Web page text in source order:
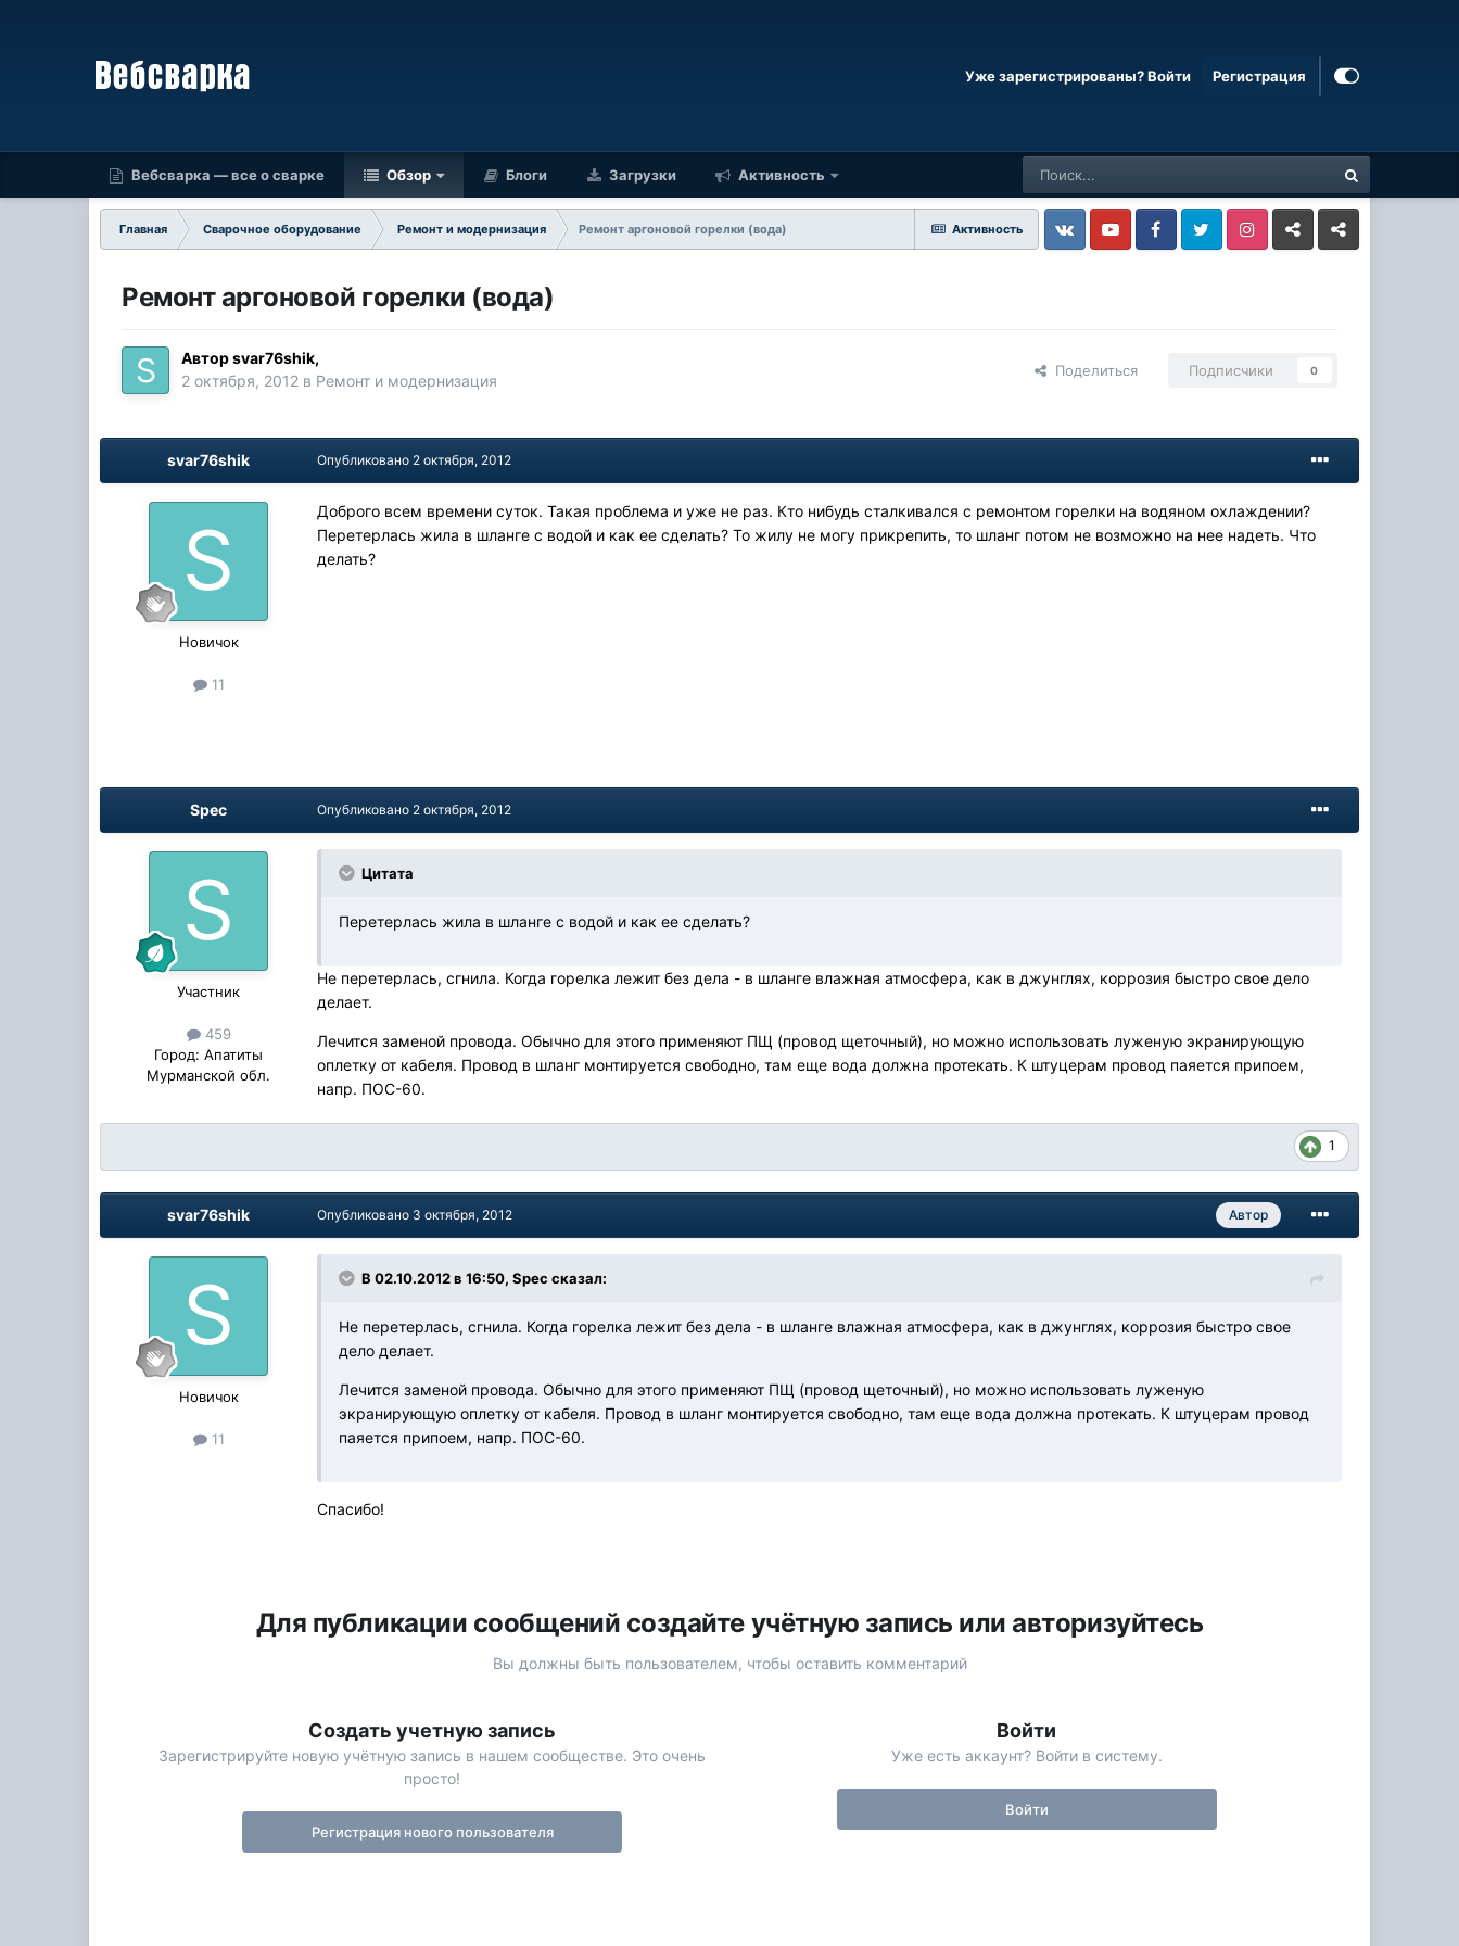
Уже зарегистрированы? Войти Регистрация
Вебсварка — все о сварке Обзор Блоги Загрузки Активность
Активность
Главная Сварочное оборудование Ремонт и модернизация
Ремонт аргоновой горелки (вода)
VkontakteYouTube FacebookTwitter InstagramLivejournalOdnoklassniki
Ремонт аргоновой горелки (вода)
Авторsvar76shik,
2 октября, 2012 в Ремонт и модернизация
Поделиться Подписчики 0
svar76shik
Новичок
11
Опубликовано 2 октября, 2012
Доброго всем времени суток. Такая проблема и уже не раз. Кто нибудь сталкивался с ремонтом горелки на водяном охлаждении?
Перетерлась жила в шланге с водой и как ее сделать? То жилу не могу прикрепить, то шланг потом не возможно на нее надеть. Что
делать?
Spec
Участник
459
Город: Апатиты
Мурманской обл.
Опубликовано 2 октября, 2012
Цитата
Перетерлась жила в шланге с водой и как ее сделать?
Не перетерлась, сгнила. Когда горелка лежит без дела - в шланге влажная атмосфера, как в джунглях, коррозия быстро свое дело
делает.
Лечится заменой провода. Обычно для этого применяют ПЩ (провод щеточный), но можно использовать луженую экранирующую
оплетку от кабеля. Провод в шланг монтируется свободно, там еще вода должна протекать. К штуцерам провод паяется припоем,
напр. ПОС-60.
1
svar76shik
Новичок
11
Автор
Опубликовано 3 октября, 2012
В 02.10.2012 в 16:50, Spec сказал:
Не перетерлась, сгнила. Когда горелка лежит без дела - в шланге влажная атмосфера, как в джунглях, коррозия быстро свое
дело делает.
Лечится заменой провода. Обычно для этого применяют ПЩ (провод щеточный), но можно использовать луженую
экранирующую оплетку от кабеля. Провод в шланг монтируется свободно, там еще вода должна протекать. К штуцерам провод
паяется припоем, напр. ПОС-60.
Спасибо!
Для публикации сообщений создайте учётную запись или авторизуйтесь
Вы должны быть пользователем, чтобы оставить комментарий
Создать учетную запись
Зарегистрируйте новую учётную запись в нашем сообществе. Это очень
просто!
Регистрация нового пользователя
Войти
Уже есть аккаунт? Войти в систему.
Войти